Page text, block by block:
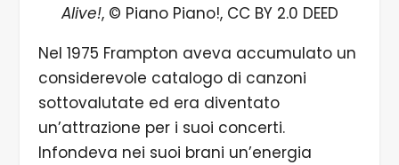
Alive!, © Piano Piano!, CC BY 2.0 DEED
Nel 1975 Frampton aveva accumulato un
considerevole catalogo di canzoni
sottovalutate ed era diventato
un’attrazione per i suoi concerti.
Infondeva nei suoi brani un’energia